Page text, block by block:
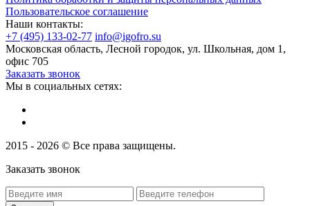
Пользовательское соглашение
Наши контакты:
+7 (495) 133-02-77 info@igofro.su
Московская область, Лесной городок, ул. Школьная, дом 1,
офис 705
Заказать звонок
Мы в социальных сетях:
2015 - 2026 © Все права защищены.
Заказать звонок